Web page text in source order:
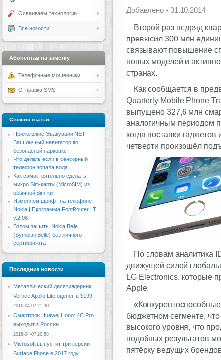
Добавлено - 31.10.2014
Второй раз подряд
превысил 300 млн
связывают повышение
новых моделей и
странах.
Как сообщается в
Quarterly Mobile Phone
выпущено 327,6 млн
аналогичным периодом
когда поставки
четверти произошёл
По словам аналитика
движущей силой
LG Electronics, которые
Apple.
бюджетном сегменте,
высокого уровня, что
подобных результатов
пятёрку ведущих
Осваиваем технологии
Все новости
Абонентам на заметку
Телефонные мошенники
Отправка SMS
Свежие статьи
Приложение Эвакуации.NET –
Ваш личный навигатор по
безопасной парковке
Что делать если в сенсорный
телефон попала вода
Как самостоятельно сделать
микро Sim-карту (MicroSIM) из
обычной Sim-ки
Изменяем шрифт на телефоне
Nokia | Программа FontRouter LT
v.2.08
Взлом защиты Nokia Belle
(Symbian Belle) без личного
сертификата
Последние новости
Металлический десятиядерник
Vernee Apollo Lite оценен в $199
2016-04-07 21:30
Смартфон Huawei Honor 4C Pro
выходит в России
2016-04-07 20:58
Microsoft выпустит три версии
Surface Phone в 2017 году